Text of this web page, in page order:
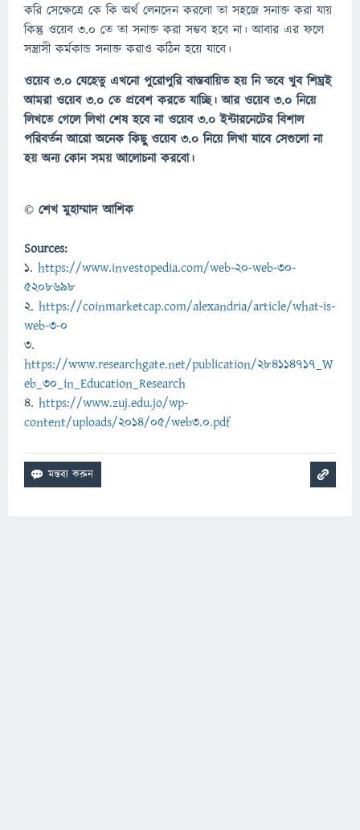
করি সেক্ষেত্রে কে কি অর্থ লেনদেন করলো তা সহজে সনাক্ত করা যায়
কিন্তু ওয়েব ৩.০ তে তা সনাক্ত করা সম্ভব হবে না। আবার এর ফলে
সন্ত্রাসী কর্মকান্ড সনাক্ত করাও কঠিন হয়ে যাবে।
ওয়েব ৩.০ যেহেতু এখনো পুরোপুরি বাস্তবায়িত হয় নি তবে খুব শিঘ্রই
আমরা ওয়েব ৩.০ তে প্রবেশ করতে যাচ্ছি। আর ওয়েব ৩.০ নিয়ে
লিখতে গেলে লিখা শেষ হবে না ওয়েব ৩.০ ইন্টারনেটের বিশাল
পরিবর্তন আরো অনেক কিছু ওয়েব ৩.০ নিয়ে লিখা যাবে সেগুলো না
হয় অন্য কোন সময় আলোচনা করবো।
© শেখ মুহাম্মাদ আশিক
Sources:
1. https://www.investopedia.com/web-20-web-30-
5208698
2. https://coinmarketcap.com/alexandria/article/what-is-
web-3-0
3.
https://www.researchgate.net/publication/284114717_W
eb_30_in_Education_Research
4. https://www.zuj.edu.jo/wp-
content/uploads/2014/05/web3.0.pdf